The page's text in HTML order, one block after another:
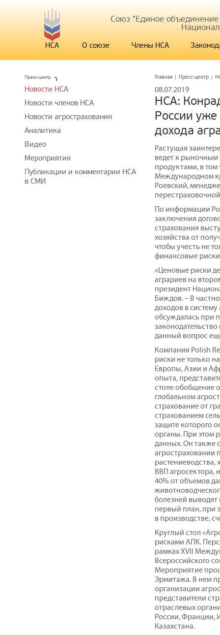
Союз "Единое
НСА О союзе Члены НСА
Главная | Пресс-центр |
08.07.2019
НСА:
России уже
дохода
Растущая
ведет к рыночным
продуктами, в том
Международном
Роевский,
По информации
заключения
страхования
хозяйства от
чтобы учесть не
финансовые
«Ценовые риски
аграриев на
президент
Биждов. – В
доходов в
обсуждалась при
данный вопрос
Компания Polish
риски не только
Европы, Азии и
опыта,
столе обобщение
глобальном
страхование от
страхованием
защите которого
органы. При этом
данных. Он также
агростраховании
растениеводства,
ВВП агросектора,
40% от объемов
болезней выводят
первый план, при
в производстве,
Круглый стол
рисками АПК.
рамках XVII
Всероссийского
Мероприятие
Эрмитажа. В нем
организации
представители
отраслевых
России, Франции,
Казахстана.
Пресс-центр
Новости НСА
Новости членов НСА
Новости агрострахования
Аналитика
Видео
Мероприятия
Публикации и комментарии НСА
в СМИ